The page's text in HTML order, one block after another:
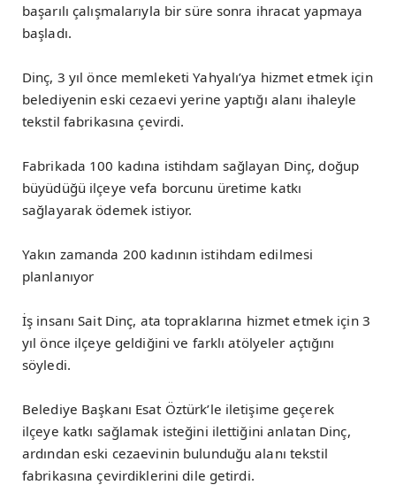
başarılı çalışmalarıyla bir süre sonra ihracat yapmaya
başladı.
Dinç, 3 yıl önce memleketi Yahyalı’ya hizmet etmek için
belediyenin eski cezaevi yerine yaptığı alanı ihaleyle
tekstil fabrikasına çevirdi.
Fabrikada 100 kadına istihdam sağlayan Dinç, doğup
büyüdüğü ilçeye vefa borcunu üretime katkı
sağlayarak ödemek istiyor.
Yakın zamanda 200 kadının istihdam edilmesi
planlanıyor
İş insanı Sait Dinç, ata topraklarına hizmet etmek için 3
yıl önce ilçeye geldiğini ve farklı atölyeler açtığını
söyledi.
Belediye Başkanı Esat Öztürk’le iletişime geçerek
ilçeye katkı sağlamak isteğini ilettiğini anlatan Dinç,
ardından eski cezaevinin bulunduğu alanı tekstil
fabrikasına çevirdiklerini dile getirdi.